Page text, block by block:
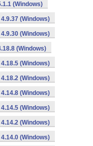
(Windows)
(Windows)
(Windows)
(Windows)
(Windows)
(Windows)
(Windows)
(Windows)
(Windows)
(Windows)